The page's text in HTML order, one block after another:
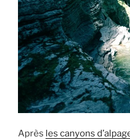
2022 »
Après les canyons